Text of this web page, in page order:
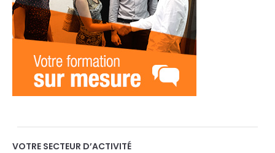
VOTRE SECTEUR D’ACTIVITÉ